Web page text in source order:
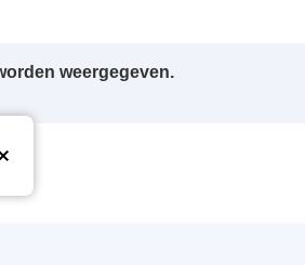
weergegeven.